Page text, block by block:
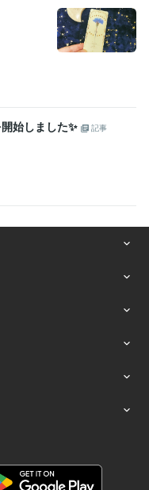
アチューンメント
インナーチャイルド
始しました✨
記事